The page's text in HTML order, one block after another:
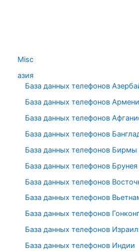
Misc
азия
База данных телефонов
База данных телефонов
База данных телефонов
База данных телефонов
База данных телефонов Бирмы
База данных телефонов Брунея
База данных телефонов
База данных телефонов
База данных телефонов
База данных телефонов
База данных телефонов Индии